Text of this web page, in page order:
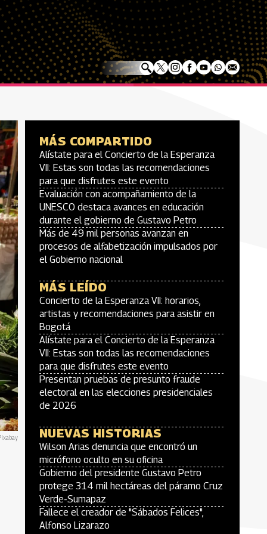
MÁS COMPARTIDO
Alístate para el Concierto de la Esperanza
VII: Estas son todas las recomendaciones
para que disfrutes este evento
Evaluación con acompañamiento de la
UNESCO destaca avances en educación
durante el gobierno de Gustavo Petro
Más de 49 mil personas avanzan en
procesos de alfabetización impulsados por
el Gobierno nacional
MÁS LEÍDO
Concierto de la Esperanza VII: horarios,
artistas y recomendaciones para asistir en
Bogotá
Alístate para el Concierto de la Esperanza
VII: Estas son todas las recomendaciones
para que disfrutes este evento
Presentan pruebas de presunto fraude
electoral en las elecciones presidenciales
de 2026
NUEVAS HISTORIAS
Wilson Arias denuncia que encontró un
micrófono oculto en su oficina
Gobierno del presidente Gustavo Petro
protege 314 mil hectáreas del páramo Cruz
Verde-Sumapaz
Fallece el creador de "Sábados Felices",
Alfonso Lizarazo